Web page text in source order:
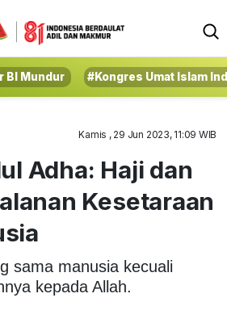
BI Mundur #Kongres Umat Islam
Kamis , 29 Jun 2023, 11:09 WIB
Adha: Haji dan
Kesetaraan
sama manusia kecuali
kepada Allah.